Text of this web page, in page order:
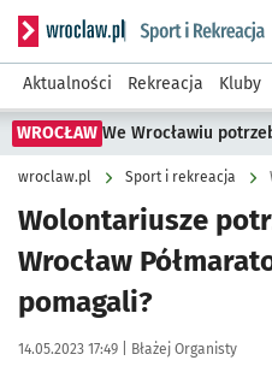
Serwis informacyjny
Aktualności Rekreacja Kluby
WROCŁAW We Wrocławiu
wroclaw.pl Sport i rekreacja
Wolontariusze
Wrocław
pomagali?
Data publikacji:
14.05.2023 17:49 | Autor:
Błażej Organisty